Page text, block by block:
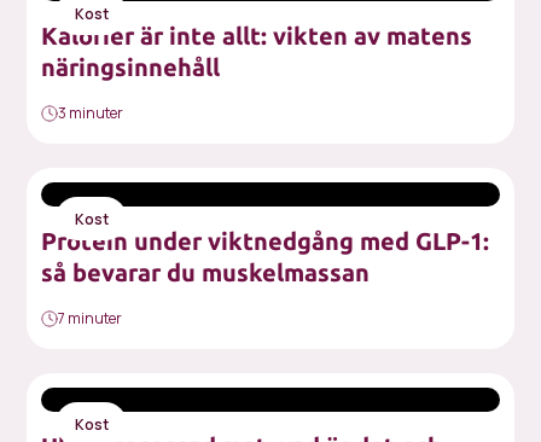
Kost
Kalorier är inte allt: vikten av matens
näringsinnehåll
3 minuter
Kost
Protein under viktnedgång med GLP-1:
så bevarar du muskelmassan
7 minuter
Kost